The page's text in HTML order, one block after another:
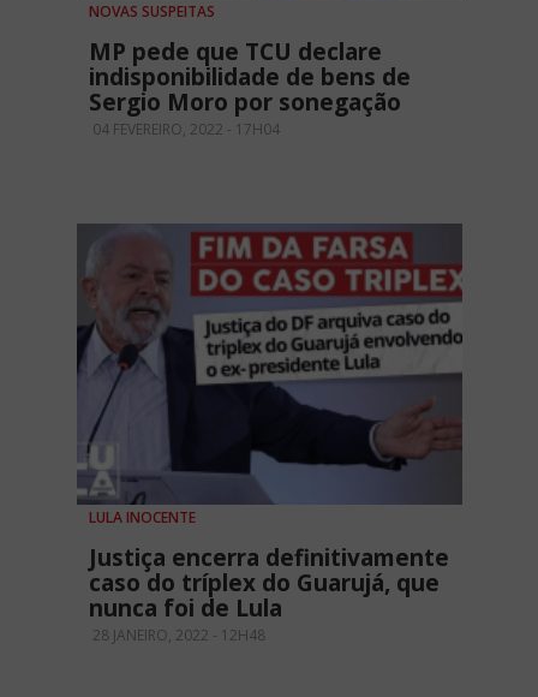
NOVAS SUSPEITAS
MP pede que TCU declare
indisponibilidade de bens de
Sergio Moro por sonegação
04 FEVEREIRO, 2022 - 17H04
LULA INOCENTE
Justiça encerra definitivamente
caso do tríplex do Guarujá, que
nunca foi de Lula
28 JANEIRO, 2022 - 12H48